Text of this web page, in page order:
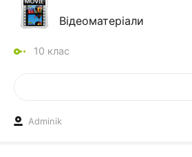
Відеоматеріали
10 клас
Adminik